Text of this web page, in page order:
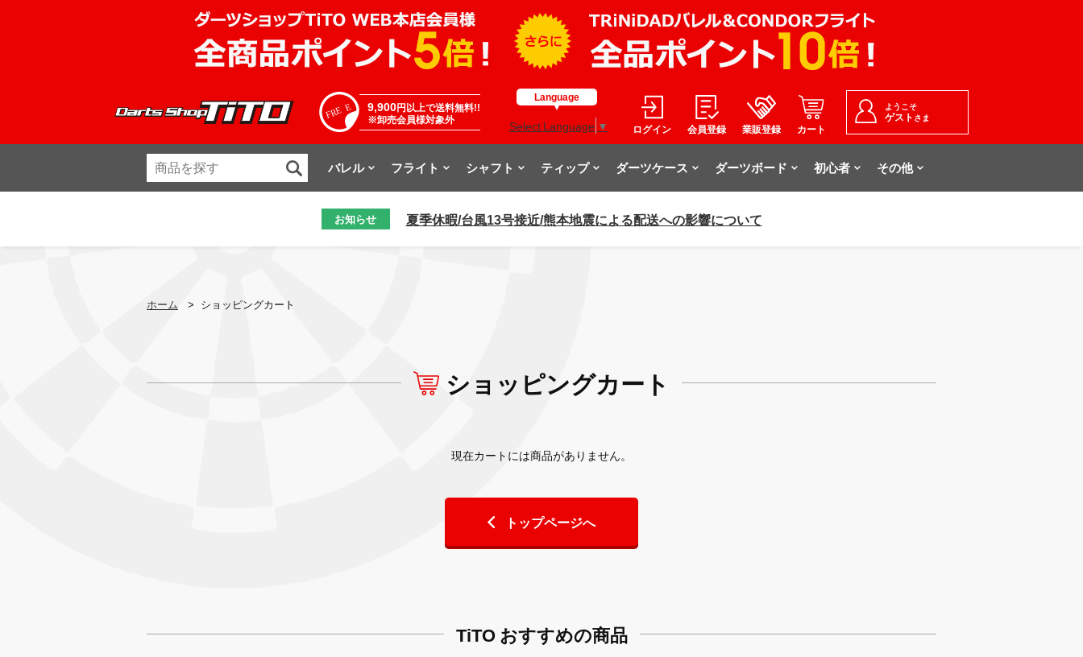
9,900円以上で送料無料!!
※卸売会員様対象外
Language
Select Language ▼ ログイン 会員登録 業販登録 カート
ようこそ
ゲスト さま
バレル フライト シャフト ティップ ダーツケース ダーツボード 初心者 その他
お知らせ 夏季休暇/台風13号接近/熊本地震による配送への影響について
ホーム > ショッピングカート
ショッピングカート
現在カートには商品がありません。
トップページへ
TiTO おすすめの商品